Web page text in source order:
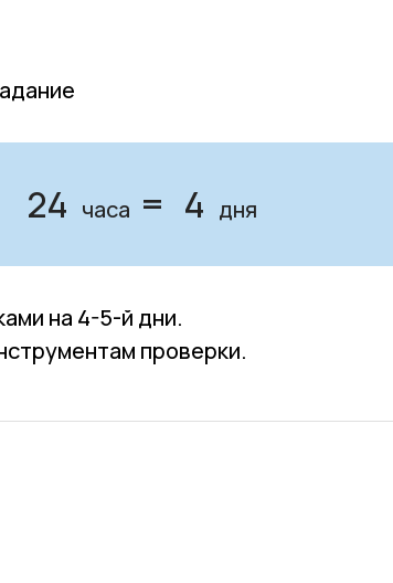
24 часа = 4 дня
на 4-5-й дни.
проверки.